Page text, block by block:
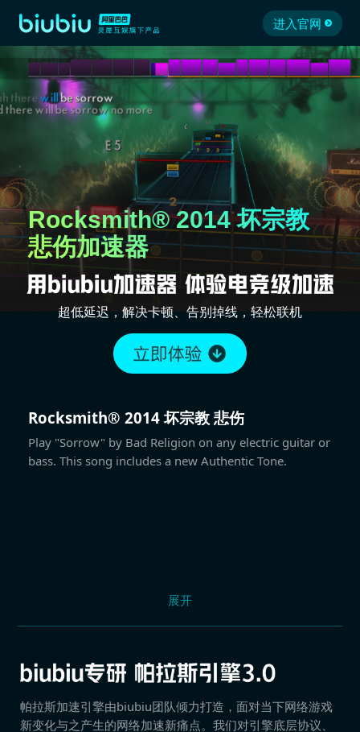
进入官网
Rocksmith® 2014 坏宗教
悲伤加速器
超低延迟，解决卡顿、告别掉线，轻松联机
Rocksmith® 2014 坏宗教 悲伤
Play "Sorrow" by Bad Religion on any electric guitar or
bass. This song includes a new Authentic Tone.
展开
帕拉斯加速引擎由biubiu团队倾力打造，面对当下网络游戏
新变化与之产生的网络加速新痛点。我们对引擎底层协议、